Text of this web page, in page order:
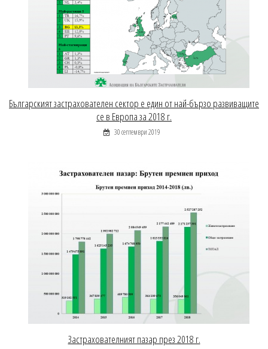
Българският застрахователен сектор е един от най-бързо развиващите
се в Европа за 2018 г.
30 септември 2019
Застрахователният пазар през 2018 г.